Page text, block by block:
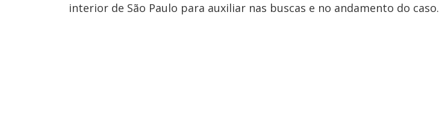
interior de São Paulo para auxiliar nas buscas e no andamento do caso.